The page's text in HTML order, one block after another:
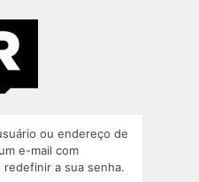
ou endereço de
e-mail com
a sua senha.